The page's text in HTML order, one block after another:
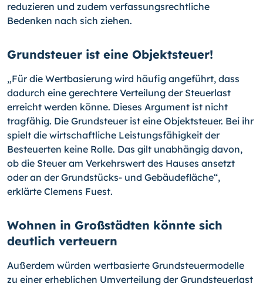
reduzieren und zudem verfassungsrechtliche
Bedenken nach sich ziehen.
Grundsteuer ist eine Objektsteuer!
„Für die Wertbasierung wird häufig angeführt, dass
dadurch eine gerechtere Verteilung der Steuerlast
erreicht werden könne. Dieses Argument ist nicht
tragfähig. Die Grundsteuer ist eine Objektsteuer. Bei ihr
spielt die wirtschaftliche Leistungsfähigkeit der
Besteuerten keine Rolle. Das gilt unabhängig davon,
ob die Steuer am Verkehrswert des Hauses ansetzt
oder an der Grundstücks- und Gebäudefläche“,
erklärte Clemens Fuest.
Wohnen in Großstädten könnte sich
deutlich verteuern
Außerdem würden wertbasierte Grundsteuermodelle
zu einer erheblichen Umverteilung der Grundsteuerlast